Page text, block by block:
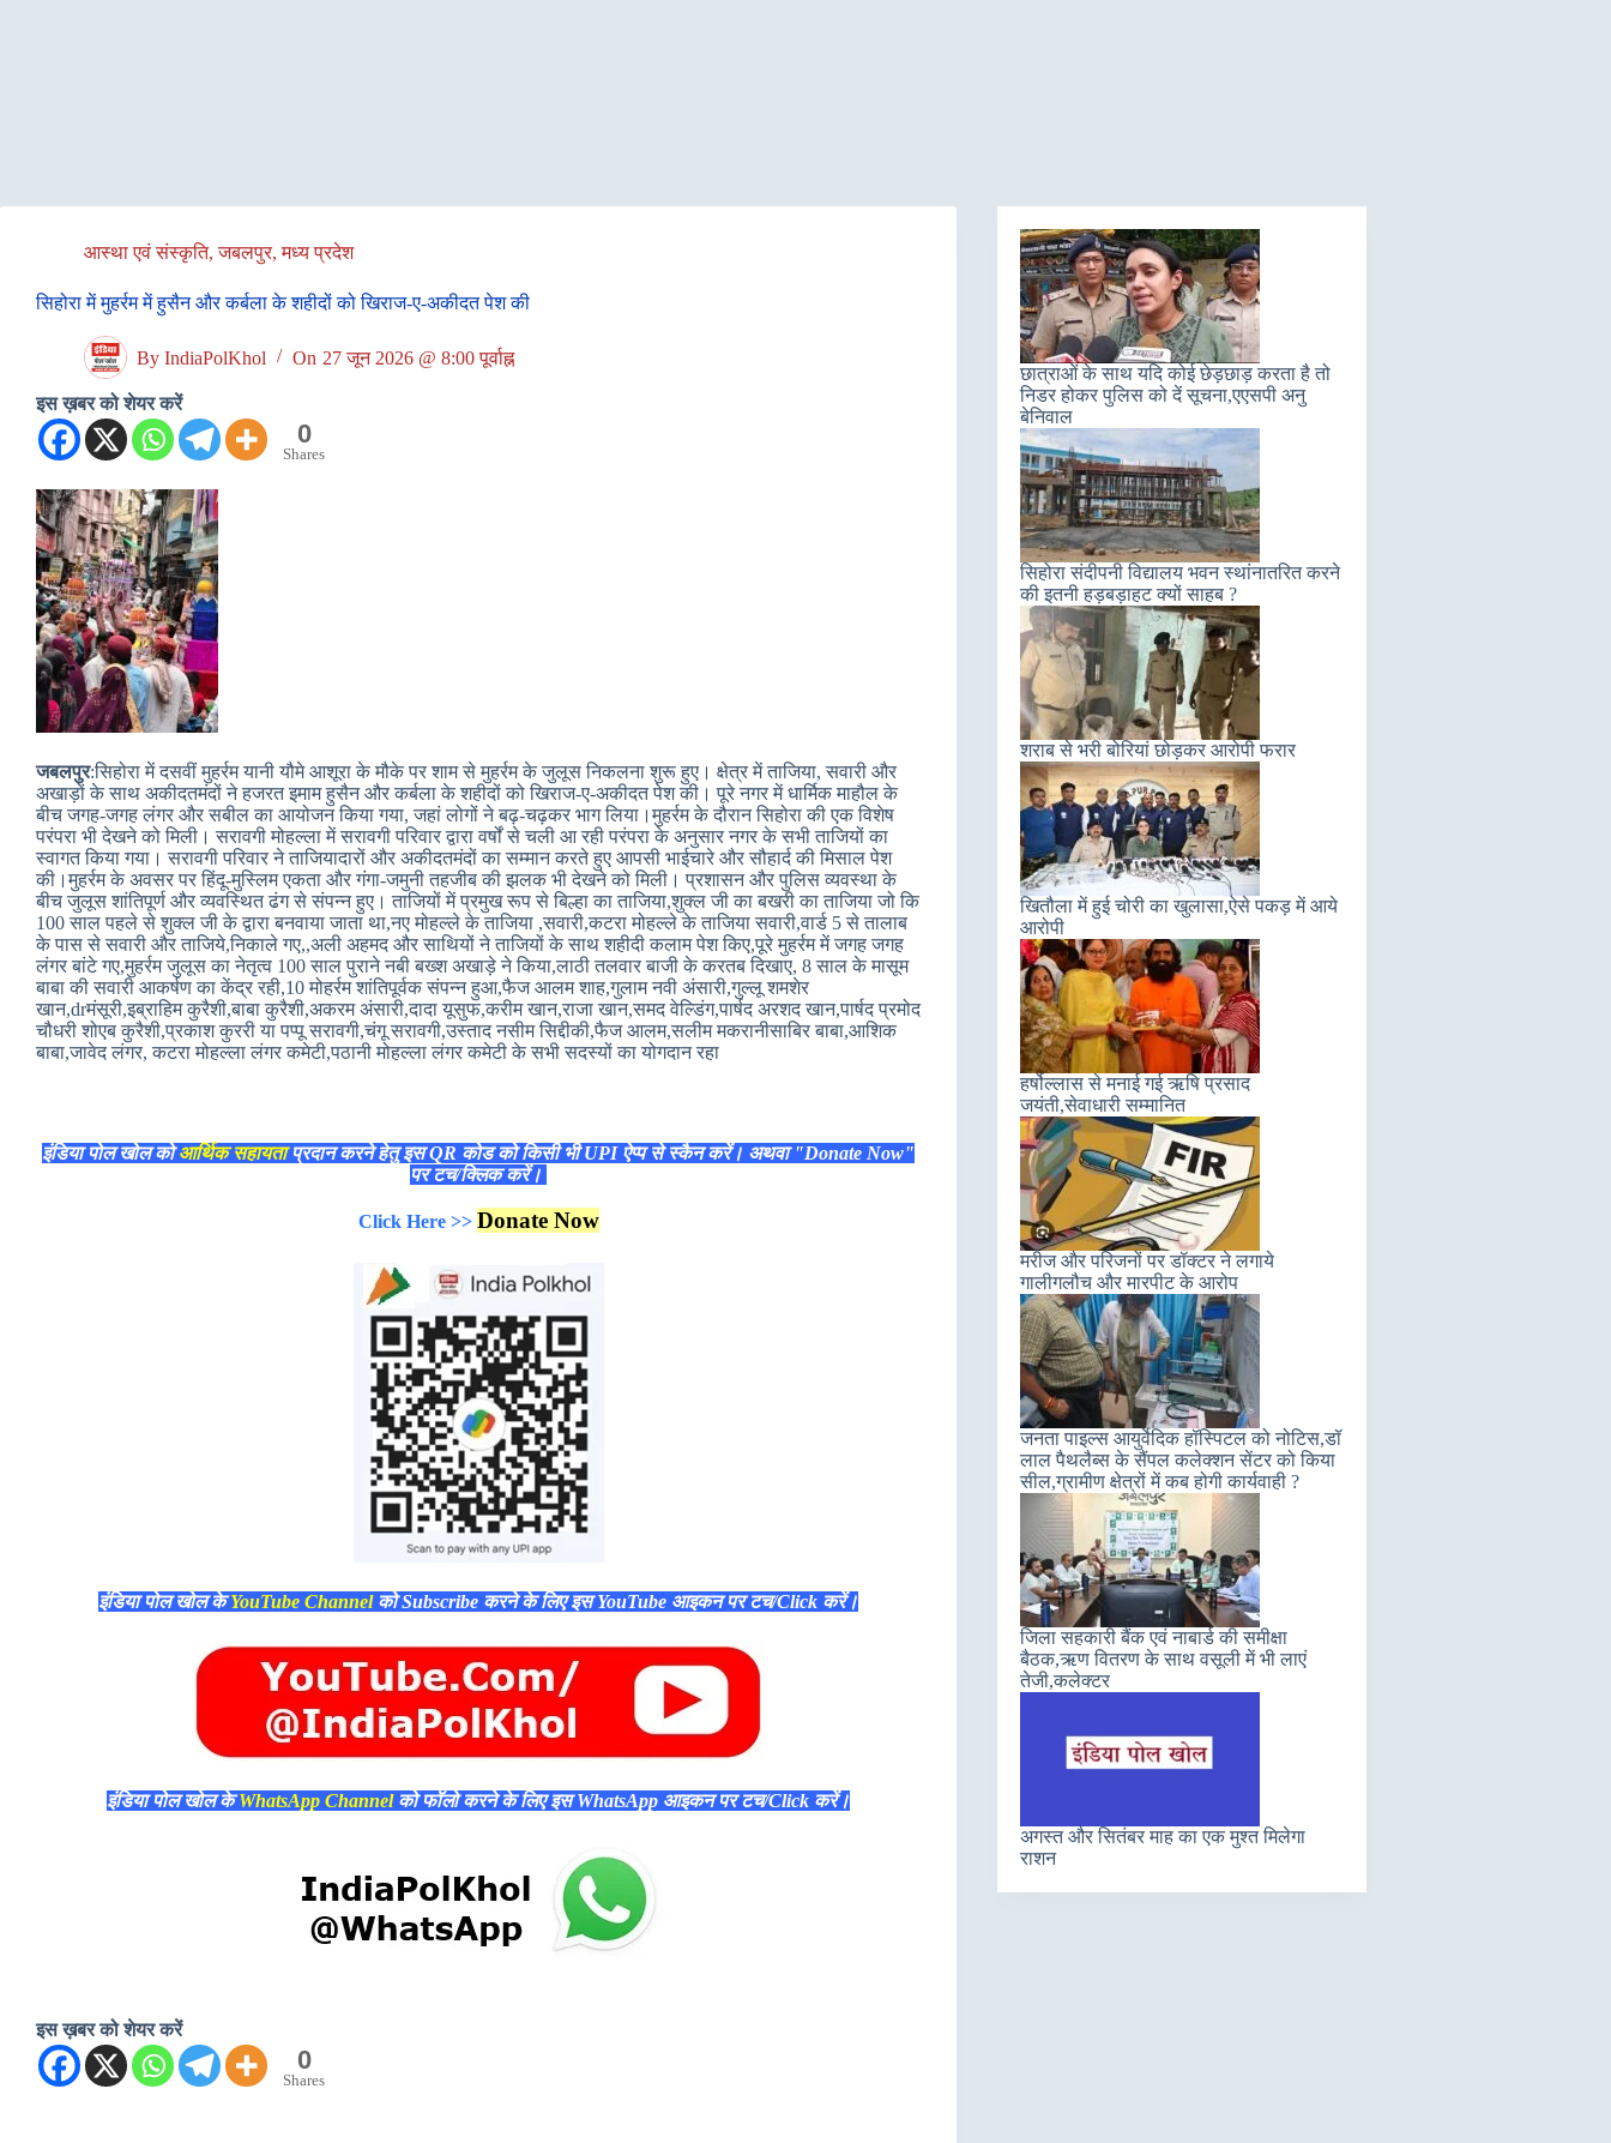
आस्था एवं संस्कृति,जबलपुर,मध्य प्रदेश
सिहोरा में मुहर्रम में हुसैन और कर्बला के शहीदों को खिराज-ए-अकीदत पेश की
By IndiaPolKhol On 27 जून 2026 @ 8:00 पूर्वाह्न
इस ख़बर को शेयर करें
0
Shares
जबलपुर:सिहोरा में दसवीं मुहर्रम यानी यौमे आशूरा के मौके पर शाम से मुहर्रम के जुलूस निकलना शुरू हुए। क्षेत्र में ताजिया, सवारी और
अखाड़ों के साथ अकीदतमंदों ने हजरत इमाम हुसैन और कर्बला के शहीदों को खिराज-ए-अकीदत पेश की। पूरे नगर में धार्मिक माहौल के
बीच जगह-जगह लंगर और सबील का आयोजन किया गया, जहां लोगों ने बढ़-चढ़कर भाग लिया।मुहर्रम के दौरान सिहोरा की एक विशेष
परंपरा भी देखने को मिली। सरावगी मोहल्ला में सरावगी परिवार द्वारा वर्षों से चली आ रही परंपरा के अनुसार नगर के सभी ताजियों का
स्वागत किया गया। सरावगी परिवार ने ताजियादारों और अकीदतमंदों का सम्मान करते हुए आपसी भाईचारे और सौहार्द की मिसाल पेश
की।मुहर्रम के अवसर पर हिंदू-मुस्लिम एकता और गंगा-जमुनी तहजीब की झलक भी देखने को मिली। प्रशासन और पुलिस व्यवस्था के
बीच जुलूस शांतिपूर्ण और व्यवस्थित ढंग से संपन्न हुए। ताजियों में प्रमुख रूप से बिल्हा का ताजिया,शुक्ल जी का बखरी का ताजिया जो कि
100 साल पहले से शुक्ल जी के द्वारा बनवाया जाता था,नए मोहल्ले के ताजिया ,सवारी,कटरा मोहल्ले के ताजिया सवारी,वार्ड 5 से तालाब
के पास से सवारी और ताजिये,निकाले गए,,अली अहमद और साथियों ने ताजियों के साथ शहीदी कलाम पेश किए,पूरे मुहर्रम में जगह जगह
लंगर बांटे गए,मुहर्रम जुलूस का नेतृत्व 100 साल पुराने नबी बख्श अखाड़े ने किया,लाठी तलवार बाजी के करतब दिखाए, 8 साल के मासूम
बाबा की सवारी आकर्षण का केंद्र रही,10 मोहर्रम शांतिपूर्वक संपन्न हुआ,फैज आलम शाह,गुलाम नवी अंसारी,गुल्लू शमशेर
खान,drमंसूरी,इब्राहिम कुरैशी,बाबा कुरैशी,अकरम अंसारी,दादा यूसुफ,करीम खान,राजा खान,समद वेल्डिंग,पार्षद अरशद खान,पार्षद प्रमोद
चौधरी शोएब कुरैशी,प्रकाश कुररी या पप्पू सरावगी,चंगू सरावगी,उस्ताद नसीम सिद्दीकी,फैज आलम,सलीम मकरानीसाबिर बाबा,आशिक
बाबा,जावेद लंगर, कटरा मोहल्ला लंगर कमेटी,पठानी मोहल्ला लंगर कमेटी के सभी सदस्यों का योगदान रहा
इंडिया पोल खोल कोआर्थिक सहायताप्रदान करने हेतु इस QR कोड को किसी भी UPI ऐप्प से स्कैन करें। अथवा "Donate Now"
पर टच/क्लिक करें।
Click Here >> Donate Now
इंडिया पोल खोल केYouTube Channelको Subscribe करने के लिए इस YouTube आइकन पर टच/Click करें।
इंडिया पोल खोल केWhatsApp Channelको फॉलो करने के लिए इस WhatsApp आइकन पर टच/Click करें।
इस ख़बर को शेयर करें
0
Shares
छात्राओं के साथ यदि कोई छेड़छाड़ करता है तो
निडर होकर पुलिस को दें सूचना,एएसपी अनु
बेनिवाल
सिहोरा संदीपनी विद्यालय भवन स्थांनातरित करने
की इतनी हड़बड़ाहट क्यों साहब ?
शराब से भरी बोरियां छोड़कर आरोपी फरार
खितौला में हुई चोरी का खुलासा,ऐसे पकड़ में आये
आरोपी
हर्षोल्लास से मनाई गई ऋषि प्रसाद
जयंती,सेवाधारी सम्मानित
मरीज और परिजनों पर डॉक्टर ने लगाये
गालीगलौच और मारपीट के आरोप
जनता पाइल्स आयुर्वेदिक हॉस्पिटल को नोटिस,डॉ
लाल पैथलैब्स के सैंपल कलेक्शन सेंटर को किया
सील,ग्रामीण क्षेत्रों में कब होगी कार्यवाही ?
जिला सहकारी बैंक एवं नाबार्ड की समीक्षा
बैठक,ऋण वितरण के साथ वसूली में भी लाएं
तेजी,कलेक्टर
अगस्त और सितंबर माह का एक मुश्त मिलेगा
राशन